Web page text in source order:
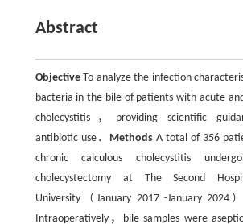
Abstract
ObjectiveTo analyze the infection
bacteria in the bile of patients with acute
cholecystitis，providing scientific
antibiotic use． MethodsA total of 356
chronic calculous cholecystitis
cholecystectomy at The Second
University（January 2017 -January 2024
Intraoperatively，bile samples were